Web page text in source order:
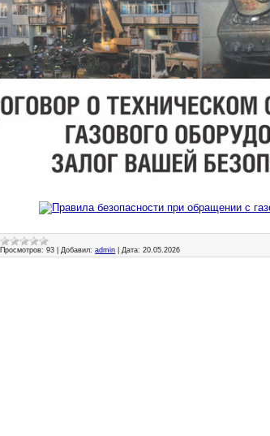
Просмотров: 93 |Добавил: admin |Дата: 20.05.2026